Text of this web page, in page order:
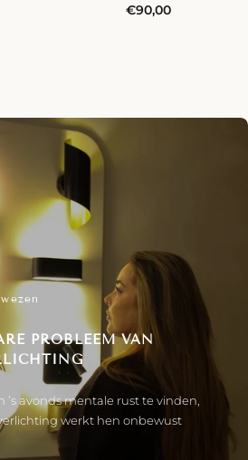
Normale
€90,00
PROBLEEM VAN
avonds mentale rust te vinden,
werkt hen onbewust